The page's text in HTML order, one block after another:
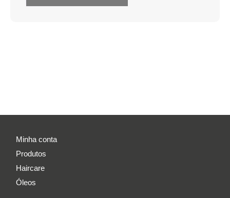
Minha conta
Produtos
Haircare
Óleos